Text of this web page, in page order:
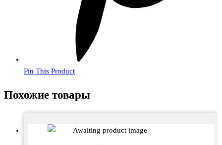
Pin This Product
Похожие товары